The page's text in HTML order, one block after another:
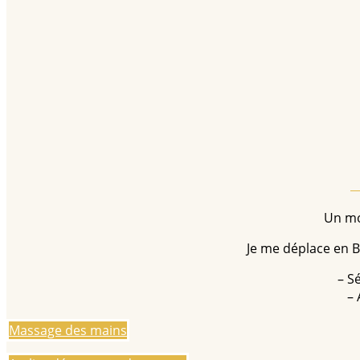
Un
Je me déplace en
–
–
Massage des mains